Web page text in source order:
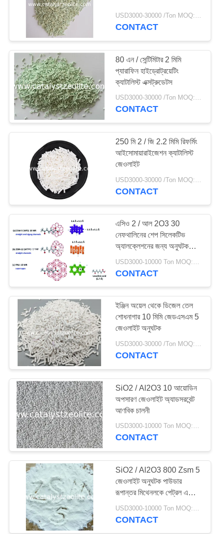
এইচটিএস অনুঘটক
10
জেওলাইট আণবিক চালনী
58
দেশফুলাইজেশন এজেন্ট
44
আর্সেনিক অপসারণ মিডিয়া
16
ডেক্লোরিনেশন এজেন্ট
5
USD3000-30000 /Ton MOQ:1 কিলোগ্রাম
CONTACT
80 এন / সেন্টিমিটার 2 মিমি
প্যারাফিন হাইড্রোট্রয়েটিং
ক্যাটালিস্ট এক্সট্রুডেটস
USD3000-30000 /Ton MOQ:1 কিলোগ্রাম
CONTACT
250 মি 2 / জি 2.2 মিমি রিফর্মিং
আইসোমায়ারাইজেশন ক্যাটালিস্ট
জেওলাইট
CONTACT
এসিও 2 / আল 2O3 30
নেফথালিনের শেপ সিলেকটিভ
অ্যালক্লেশনের জন্য অনুঘটক
জেওলাইট জেডএসএম -12
USD3000-10000 Ton MOQ:1 কিলোগ্রাম
CONTACT
ইঞ্জিন অয়েল থেকে ডিজেল তেল
শোধনাগার 10 মিমি জেডএসএম 5
জেওলাইট অনুঘটক
USD3000-30000 /Ton MOQ:1 কিলোগ্রাম
CONTACT
SiO2 / Al2O3 10 আয়োডিন
অপসারণ জেওলাইট অ্যাডসরবেন্ট
আণবিক চালনী
USD3000-10000 Ton MOQ:1 কিলোগ্রাম
CONTACT
SiO2 / Al2O3 800 Zsm 5
জেওলাইট অনুঘটক পাউডার
রূপান্তর মিথেনলকে পেট্রল এ
রূপান্তর করার জন্য
CONTACT